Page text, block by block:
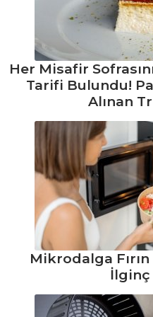
Tarifi, Nasıl Yapılır?
Mezeler ve Soslar
Tüm Tarifleri
SALATALAR
Renkli Salata
Tarifi, Nasıl Yapılır?
Pancarlı ve
Dolmalık Fıstıklı
Humus Tarifi, Nasıl
Yapılır?
Kuru Börülceli
Enginar Dolması
Her Misafir
Tarifi Bulundu!
Alınan
Mikrodalga
İlginç